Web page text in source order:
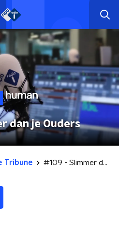
dan je Ouders
Tribune #109 - Slimmer dan je Ouders